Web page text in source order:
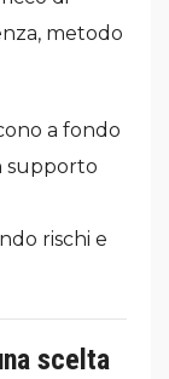
metodo
a fondo
supporto
rischi e
scelta